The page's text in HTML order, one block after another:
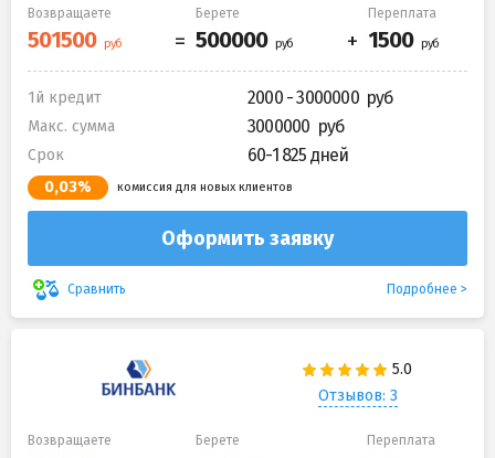
Возвращаете Берете Переплата
1й кредит 2000 - 3000000
Макс. сумма 3000000
Срок 60-1 825 дней
0,03% комиссия для новых клиентов
Оформить заявку
Сравнить Подробнее
Отзывов: 3
Возвращаете Берете Переплата